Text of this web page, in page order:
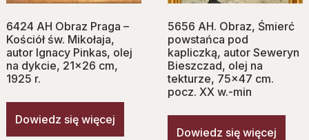
6424 AH Obraz Praga –
Kościół św. Mikołaja,
autor Ignacy Pinkas, olej
na dykcie, 21×26 cm,
1925 r.
Dowiedz się więcej
5656 AH. Obraz, Śmierć
powstańca pod
kapliczką, autor Seweryn
Bieszczad, olej na
tekturze, 75×47 cm.
pocz. XX w.-min
Dowiedz się więcej